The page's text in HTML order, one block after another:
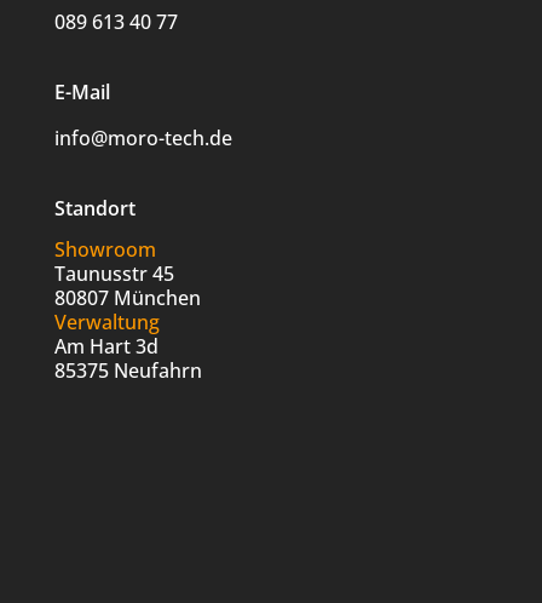
089 613 40 77
E-Mail
info@moro-tech.de
Standort
Showroom
Taunusstr 45
80807 München
Verwaltung
Am Hart 3d
85375 Neufahrn